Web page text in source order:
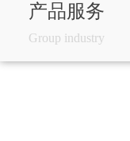
产品服务
Group industry